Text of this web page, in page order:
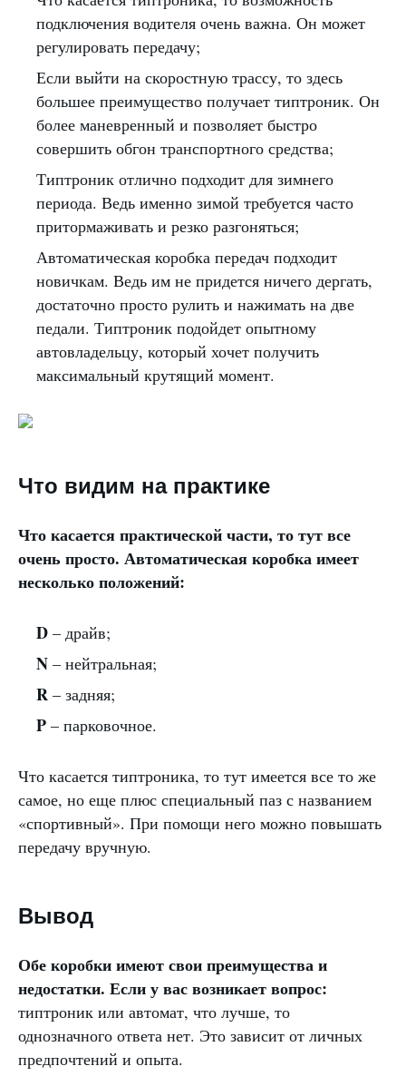
подключения водителя очень важна. Он может
регулировать передачу;
Если выйти на скоростную трассу, то здесь
большее преимущество получает типтроник. Он
более маневренный и позволяет быстро
совершить обгон транспортного средства;
Типтроник отлично подходит для зимнего
периода. Ведь именно зимой требуется часто
притормаживать и резко разгоняться;
Автоматическая коробка передач подходит
новичкам. Ведь им не придется ничего дергать,
достаточно просто рулить и нажимать на две
педали. Типтроник подойдет опытному
автовладельцу, который хочет получить
максимальный крутящий момент.
Что видим на практике
Что касается практической части, то тут все
очень просто. Автоматическая коробка имеет
несколько положений:
D – драйв;
N – нейтральная;
R – задняя;
P – парковочное.
Что касается типтроника, то тут имеется все то же
самое, но еще плюс специальный паз с названием
«спортивный». При помощи него можно повышать
передачу вручную.
Вывод
Обе коробки имеют свои преимущества и
недостатки. Если у вас возникает вопрос:
типтроник или автомат, что лучше, то
однозначного ответа нет. Это зависит от личных
предпочтений и опыта.